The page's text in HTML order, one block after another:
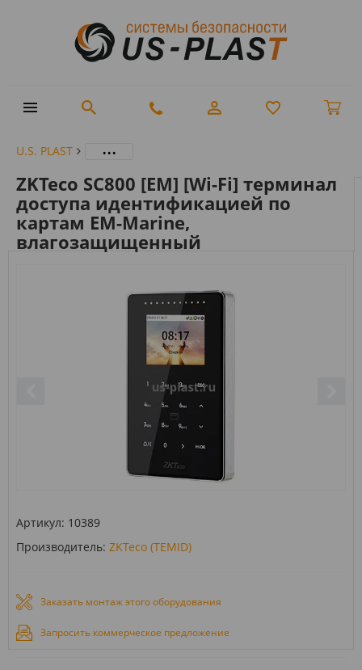
U.S. PLAST ...
ZKTeco SC800 [EM] [Wi-Fi] терминал
доступа идентификацией по
картам EM-Marine,
влагозащищенный
Артикул: 10389
Производитель: ZKTeco (TEMID)
Заказать монтаж этого оборудования
Запросить коммерческое предложение